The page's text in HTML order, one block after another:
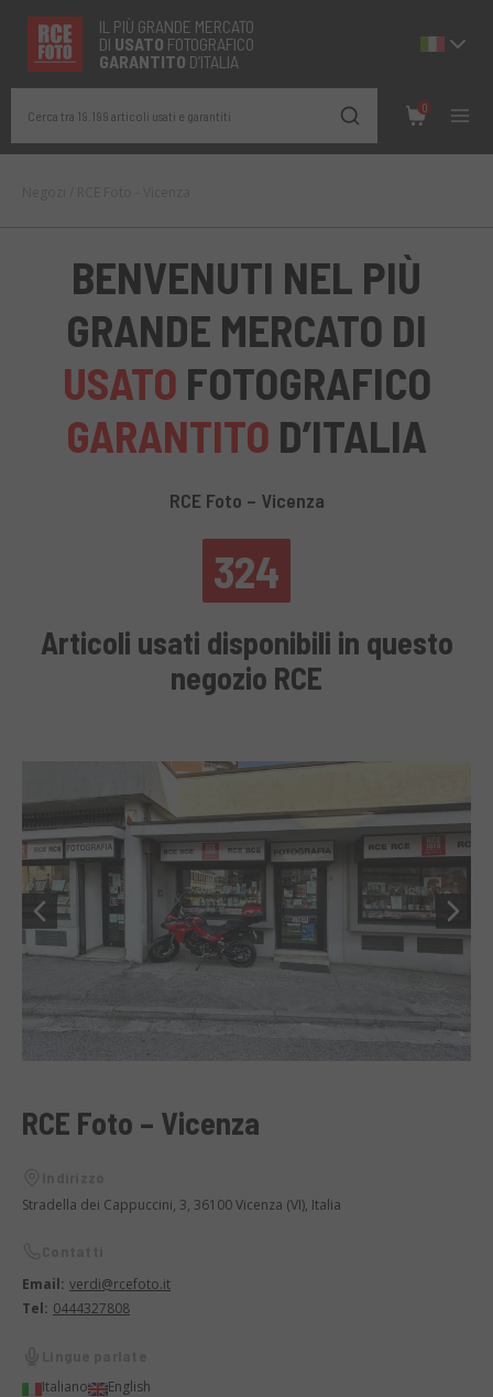
IL PIÙ GRANDE MERCATO
DI USATO FOTOGRAFICO
GARANTITO D’ITALIA
Cerca tra 19.199 articoli usati e garantiti
0
BENVENUTI NEL PIÙ
GRANDE MERCATO DI
USATO FOTOGRAFICO
GARANTITO D’ITALIA
RCE Foto – Vicenza
324
Articoli usati disponibili in questo
negozio RCE
RCE Foto – Vicenza
Stradella dei Cappuccini, 3, 36100 Vicenza (VI), Italia
Email: verdi@rcefoto.it
Tel: 0444327808
Italiano
English